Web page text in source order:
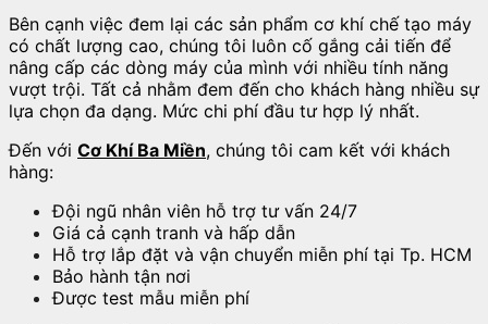
Bên cạnh việc đem lại các sản phẩm cơ khí chế tạo máy
có chất lượng cao, chúng tôi luôn cố gắng cải tiến để
nâng cấp các dòng máy của mình với nhiều tính năng
vượt trội. Tất cả nhằm đem đến cho khách hàng nhiều sự
lựa chọn đa dạng. Mức chi phí đầu tư hợp lý nhất.
Đến với Cơ Khí Ba Miền, chúng tôi cam kết với khách
hàng:
Đội ngũ nhân viên hỗ trợ tư vấn 24/7
Giá cả cạnh tranh và hấp dẫn
Hỗ trợ lắp đặt và vận chuyển miễn phí tại Tp. HCM
Bảo hành tận nơi
Được test mẫu miễn phí